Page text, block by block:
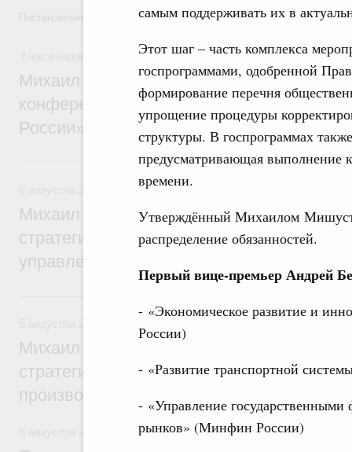
самым поддерживать их в
Этот шаг – часть комплекса
госпрограммами, одобренной
формирование перечня
упрощение процедуры
структуры. В госпрограммах
предусматривающая выполнение
времени.
Утверждённый Михаилом
распределение обязанностей.
Первый вице-премьер Андрей
- «Экономическое развитие и
России)
- «Развитие транспортной
- «Управление
рынков» (Минфин России)
Постановление от 5 августа 2026 года №978
Отрасль информационных технологий
Михаил Мишустин дал поручения по
конференции «Цифровая индустрия
России»
6 августа, четверг
Технологическое развитие. Инновации
Михаил Мишустин дал поручения по
стратегической сессии о
управления научно-технологическим
Вопросы производительности труда и
Михаил Мишустин дал поручения по
стратегической сессии, посвящённой
производительности труда
Национальный проект «Экологическое